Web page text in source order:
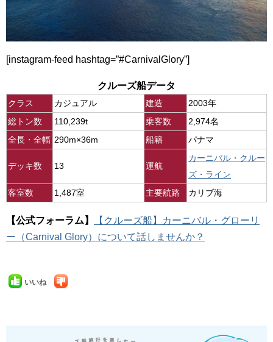
[instagram-feed hashtag=”#CarnivalGlory”]
クルーズ船データ
クラス カジュアル 建造
2003年
総トン数
110,239t 乗客数
2,974名
全長・全幅 290m×36m 船籍 パナマ
デッキ数 13 運航
カーニバル・クルー
ズ・ライン
客室数
1,487室 主要航路 カリブ海
【公式フォーラム】
【クルーズ船】カーニバル・グローリ
ー（Carnival Glory）について話しませんか？
いいね